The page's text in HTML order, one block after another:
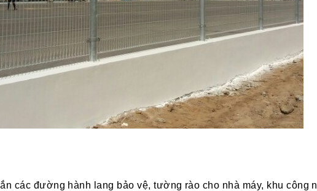
các đường hành lang bảo vệ, tường rào cho nhà máy, khu công